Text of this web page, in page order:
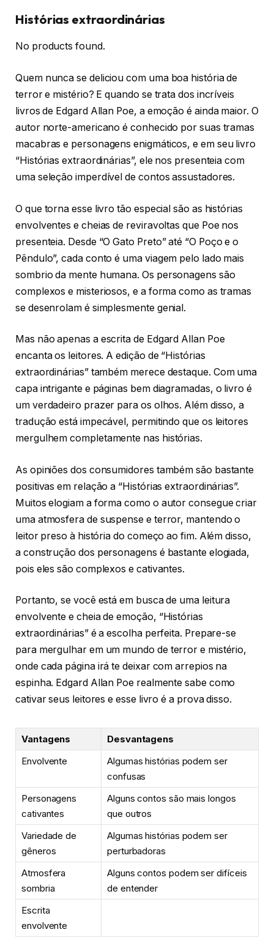
Histórias extraordinárias
No products found.
Quem nunca se deliciou com uma boa história de
terror e mistério? E quando se trata dos incríveis
livros de Edgard Allan Poe, a emoção é ainda maior. O
autor norte-americano é conhecido por suas tramas
macabras e personagens enigmáticos, e em seu livro
“Histórias extraordinárias”, ele nos presenteia com
uma seleção imperdível de contos assustadores.
O que torna esse livro tão especial são as histórias
envolventes e cheias de reviravoltas que Poe nos
presenteia. Desde “O Gato Preto” até “O Poço e o
Pêndulo”, cada conto é uma viagem pelo lado mais
sombrio da mente humana. Os personagens são
complexos e misteriosos, e a forma como as tramas
se desenrolam é simplesmente genial.
Mas não apenas a escrita de Edgard Allan Poe
encanta os leitores. A edição de “Histórias
extraordinárias” também merece destaque. Com uma
capa intrigante e páginas bem diagramadas, o livro é
um verdadeiro prazer para os olhos. Além disso, a
tradução está impecável, permitindo que os leitores
mergulhem completamente nas histórias.
As opiniões dos consumidores também são bastante
positivas em relação a “Histórias extraordinárias”.
Muitos elogiam a forma como o autor consegue criar
uma atmosfera de suspense e terror, mantendo o
leitor preso à história do começo ao fim. Além disso,
a construção dos personagens é bastante elogiada,
pois eles são complexos e cativantes.
Portanto, se você está em busca de uma leitura
envolvente e cheia de emoção, “Histórias
extraordinárias” é a escolha perfeita. Prepare-se
para mergulhar em um mundo de terror e mistério,
onde cada página irá te deixar com arrepios na
espinha. Edgard Allan Poe realmente sabe como
cativar seus leitores e esse livro é a prova disso.
Vantagens
Desvantagens
Envolvente
Algumas histórias podem ser
confusas
Personagens
cativantes
Alguns contos são mais longos
que outros
Variedade de
gêneros
Algumas histórias podem ser
perturbadoras
Atmosfera
sombria
Alguns contos podem ser difíceis
de entender
Escrita
envolvente